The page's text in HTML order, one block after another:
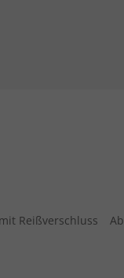
Reißverschluss